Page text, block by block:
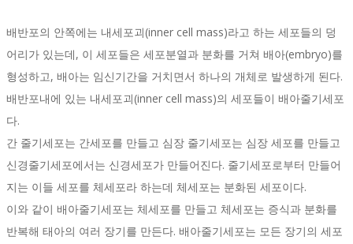
배반포의 안쪽에는 내세포괴(inner cell mass)라고 하는 세포들의 덩
어리가 있는데, 이 세포들은 세포분열과 분화를 거쳐 배아(embryo)를
형성하고, 배아는 임신기간을 거치면서 하나의 개체로 발생하게 된다.
배반포내에 있는 내세포괴(inner cell mass)의 세포들이 배아줄기세포
다.
간 줄기세포는 간세포를 만들고 심장 줄기세포는 심장 세포를 만들고
신경줄기세포에서는 신경세포가 만들어진다. 줄기세포로부터 만들어
지는 이들 세포를 체세포라 하는데 체세포는 분화된 세포이다.
이와 같이 배아줄기세포는 체세포를 만들고 체세포는 증식과 분화를
반복해 태아의 여러 장기를 만든다. 배아줄기세포는 모든 장기의 세포